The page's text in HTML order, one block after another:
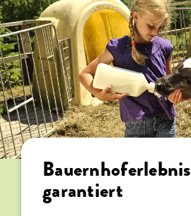
Bauernhoferlebnis
garantiert